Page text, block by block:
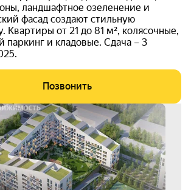
ландшафтное озеленение и
фасад создают стильную
Квартиры от 21 до 81 м², колясочные,
паркинг и кладовые. Сдача – 3
Позвонить